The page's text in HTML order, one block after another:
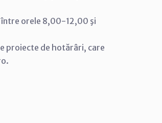
orele 8,00-12,00 şi
proiecte de hotărâri, care